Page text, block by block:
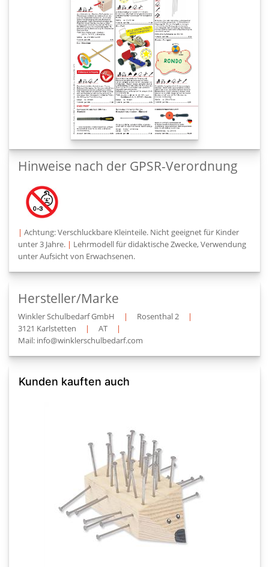
Hinweise nach der GPSR-Verordnung
| Achtung: Verschluckbare Kleinteile. Nicht geeignet für Kinder
unter 3 Jahre. | Lehrmodell für didaktische Zwecke, Verwendung
unter Aufsicht von Erwachsenen.
Hersteller/Marke
Winkler Schulbedarf GmbH | Rosenthal 2
|
3121 Karlstetten
| AT
|
Mail: info@winklerschulbedarf.com
Kunden kauften auch